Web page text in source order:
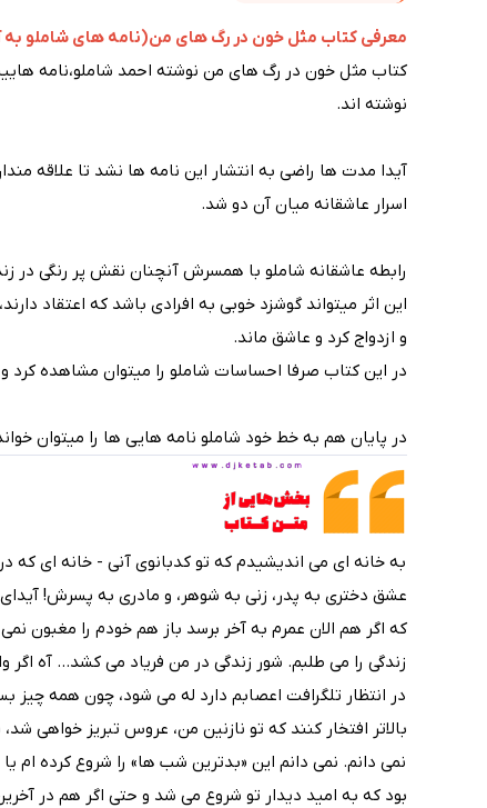
معرفی کتاب مثل خون در رگ های من(نامه های شاملو به
نوشته اند.
اسرار عاشقانه میان آن دو شد.
رابطه عاشقانه شاملو با همسرش آنچنان نقش پر رنگی در
این اثر میتواند گوشزد خوبی به افرادی باشد که اعتقاد
و ازدواج کرد و عاشق ماند.
در این کتاب صرفا احساسات شاملو را میتوان مشاهده
در پایان هم به خط خود شاملو نامه هایی ها را میتوان
به خانه ای می اندیشیدم که تو کدبانوی آنی - خانه ای
عشق دختری به پدر، زنی به شوهر، و مادری به پسرش! آیدای
که اگر هم الان عمرم به آخر برسد باز هم خودم را مغبون
زندگی را می طلبم. شور زندگی در من فریاد می کشد… آه
در انتظار تلگرافت اعصابم دارد له می شود، چون همه
بالاتر افتخار کنند که تو نازنین من، عروس تبریز خواهی
نمی دانم. نمی دانم این «بدترین شب ها» را شروع کرده
بود که به امید دیدار تو شروع می شد و حتی اگر هم در